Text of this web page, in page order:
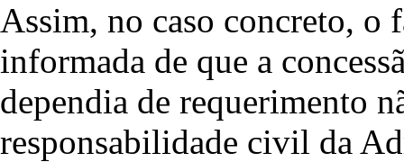
Assim, no caso concreto, o
informada de que a
dependia de requerimento
responsabilidade civil da